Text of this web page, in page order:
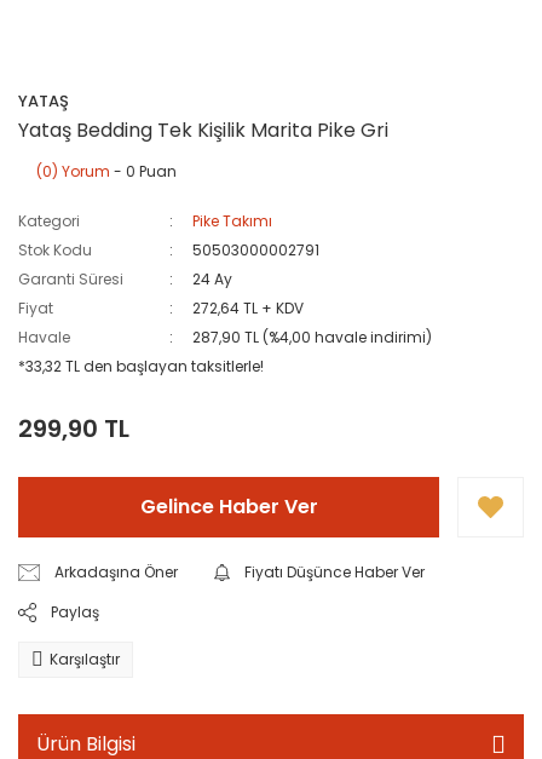
YATAŞ
Yataş Bedding Tek Kişilik Marita Pike Gri
(0) Yorum - 0 Puan
Kategori
Pike Takımı
Stok Kodu
50503000002791
Garanti Süresi
24 Ay
Fiyat
272,64 TL + KDV
Havale
287,90 TL (%4,00 havale indirimi)
*33,32 TL den başlayan taksitlerle!
299,90 TL
Gelince Haber Ver
Arkadaşına Öner
Fiyatı Düşünce Haber Ver
Paylaş
Karşılaştır
Ürün Bilgisi